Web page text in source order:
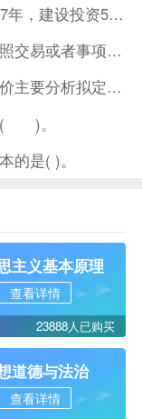
某建设项目建设期3年，生产经营期17年，建设投资5500万元
我国《企业会计准则》规定，企业按照交易或者事项的经济特征确定
对于非经营性技术方案，经济效果评价主要分析拟定方案的( )。
( )。
的是( )。
主义基本原理
查看详情
23888人已购买
道德与法治
查看详情